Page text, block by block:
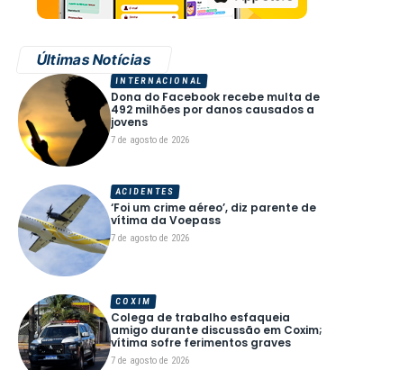
Últimas Notícias
Dona do Facebook recebe multa de
492 milhões por danos causados a
jovens
7 de agosto de 2026
INTERNACIONAL
‘Foi um crime aéreo’, diz parente de
vítima da Voepass
7 de agosto de 2026
ACIDENTES
Colega de trabalho esfaqueia
amigo durante discussão em Coxim;
vítima sofre ferimentos graves
7 de agosto de 2026
COXIM